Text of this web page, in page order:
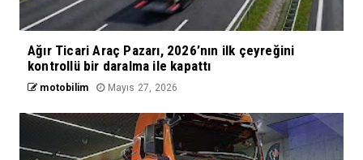
Ağır Ticari Araç Pazarı, 2026’nın ilk çeyreğini
kontrollü bir daralma ile kapattı
motobilim Mayıs 27, 2026